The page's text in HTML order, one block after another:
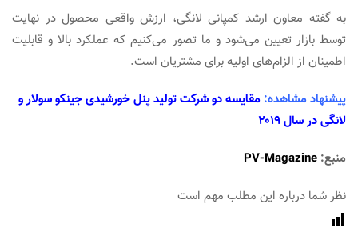
به گفته معاون ارشد کمپانی لانگی، ارزش واقعی محصول در نهایت
توسط بازار تعیین می‌شود و ما تصور می‌کنیم که عملکرد بالا و قابلیت
اطمینان از الزام‌های اولیه برای مشتریان است.
پیشنهاد مشاهده: مقایسه دو شرکت تولید پنل خورشیدی جینکو سولار و
لانگی در سال ۲۰۱۹
منبع: PV-Magazine
نظر شما درباره این مطلب مهم است